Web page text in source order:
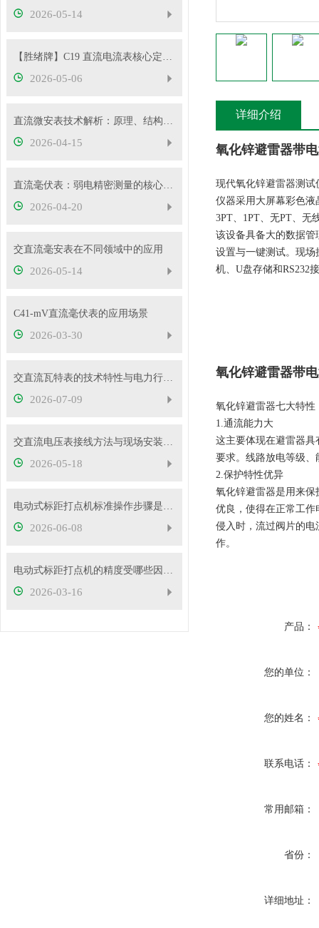
2026-05-14
【胜绪牌】C19 直流电流表核心定位与原理
2026-05-06
直流微安表技术解析：原理、结构与应用要点
2026-04-15
直流毫伏表：弱电精密测量的核心工具
2026-04-20
交直流毫安表在不同领域中的应用
2026-05-14
C41-mV直流毫伏表的应用场景
2026-03-30
交直流瓦特表的技术特性与电力行业应用实践
2026-07-09
交直流电压表接线方法与现场安装实操教程
2026-05-18
电动式标距打点机标准操作步骤是什么？5mm/10mm 标距怎么切换？
2026-06-08
电动式标距打点机的精度受哪些因素影响？
2026-03-16
详细介绍
氧化锌避雷器带
现代氧化锌避雷器测
仪器采用大屏幕彩色
3PT、1PT、无PT、无
该设备具备大的数据
设置与一键测试。现
机、U盘存储和RS232
氧化锌避雷器带
氧化锌避雷器七大特性
1.通流能力大
这主要体现在避雷器
要求。线路放电等级、
2.保护特性优异
氧化锌避雷器是用来
优良，使得在正常工
侵入时，流过阀片的
作。
产品：
您的单位：
您的姓名：
联系电话：
常用邮箱：
省份：
详细地址：